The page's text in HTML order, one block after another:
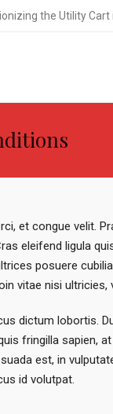
the Utility
et congue velit.
eleifend ligula
posuere
vitae nisi
dictum lobortis.
fringilla sapien,
est, in
id volutpat.